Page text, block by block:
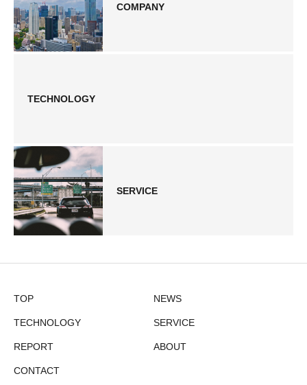
COMPANY
TECHNOLOGY
SERVICE
TOP NEWS
TECHNOLOGY SERVICE
REPORT ABOUT
CONTACT